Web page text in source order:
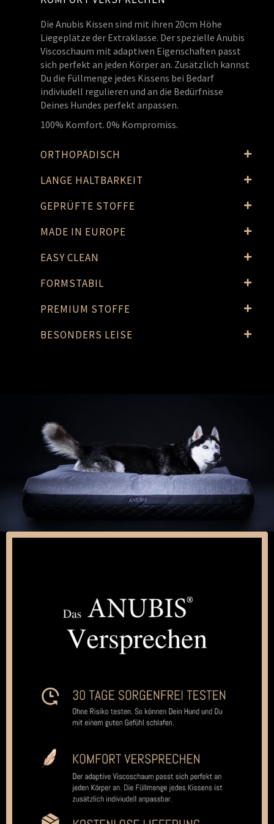
Die Anubis Kissen sind mit ihren 20cm Höhe
Liegeplätze der Extraklasse. Der spezielle Anubis
Viscoschaum mit adaptiven Eigenschaften passt
sich perfekt an jeden Körper an. Zusätzlich kannst
Du die Füllmenge jedes Kissens bei Bedarf
indiviudell regulieren und an die Bedürfnisse
Deines Hundes perfekt anpassen.
100% Komfort. 0% Kompromiss.
ORTHOPÄDISCH
LANGE HALTBARKEIT
GEPRÜFTE STOFFE
MADE IN EUROPE
EASY CLEAN
FORMSTABIL
PREMIUM STOFFE
BESONDERS LEISE